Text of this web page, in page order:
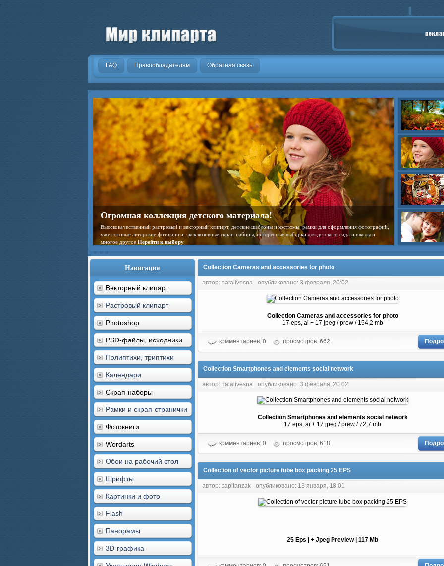
.
FAQ Правообладателям Обратная связь
Огромная коллекция детского материала!
Высококачественный растровый и векторный клипарт, детские шаблоны и костюмы, рамки для оформления фотографий,
уже готовые авторские фотокниги, эксклюзивные скрап-наборы, интересные выборки для детского сада и школы и
многое другое Перейти к выбору
Навигация
Векторный клипарт
Растровый клипарт
Photoshop
PSD-файлы, исходники
Полиптихи, триптихи
Календари
Скрап-наборы
Рамки и скрап-странички
Фотокниги
Wordarts
Обои на рабочий стол
Шрифты
Картинки и фото
Flash
Панорамы
3D-графика
Collection Cameras and accessories for photo
автор: natalivesna опубликовано: 3 февраля, 20:02
Collection Cameras and accessories for photo
17 eps, ai + 17 jpeg / prew / 154,2 mb
комментариев: 0 просмотров: 662
Collection Smartphones and elements social network
автор: natalivesna опубликовано: 3 февраля, 20:02
Collection Smartphones and elements social network
17 eps, ai + 17 jpeg / prew / 72,7 mb
комментариев: 0 просмотров: 618
Collection of vector picture tube box packing 25 EPS
автор: capitanzak опубликовано: 13 января, 18:01
25 Eps | + Jpeg Preview | 117 Mb